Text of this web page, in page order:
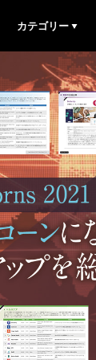
カテゴリー